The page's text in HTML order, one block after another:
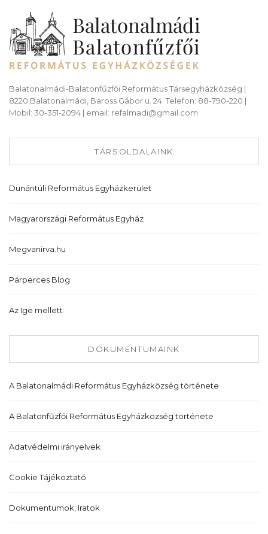
Balatonalmádi-Balatonfűzfői Református Társegyházközség |
8220 Balatonalmádi, Baross Gábor u. 24. Telefon: 88-790-220 |
Mobil: 30-351-2094 | email: refalmadi@gmail.com
TÁRSOLDALAINK
Dunántúli Református Egyházkerület
Magyarországi Református Egyház
Megvanirva.hu
Párperces Blog
Az Ige mellett
DOKUMENTUMAINK
A Balatonalmádi Református Egyházközség története
A Balatonfűzfői Református Egyházközség története
Adatvédelmi irányelvek
Cookie Tájékoztató
Dokumentumok, Iratok